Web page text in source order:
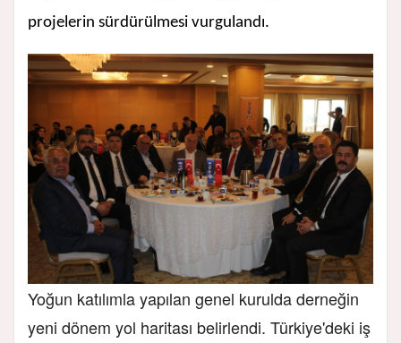
projelerin sürdürülmesi vurgulandı.
Yoğun katılımla yapılan genel kurulda derneğin
yeni dönem yol haritası belirlendi. Türkiye'deki iş